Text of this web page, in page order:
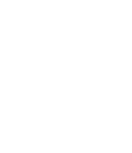
con un fin limitado y
siendo titulares de
y los servicios.
software y los servicios a
a usted, y
transferir esa licencia a